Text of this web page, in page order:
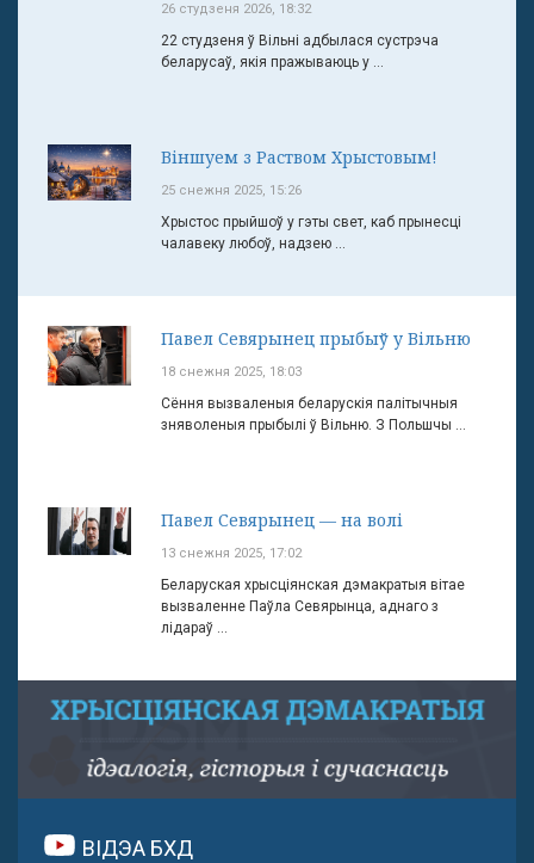
26 студзеня 2026, 18:32
22 студзеня ў Вільні адбылася сустрэча
беларусаў, якія пражываюць у ...
Віншуем з Раством Хрыстовым!
25 снежня 2025, 15:26
Хрыстос прыйшоў у гэты свет, каб прынесці
чалавеку любоў, надзею ...
Павел Севярынец прыбыў у Вільню
18 снежня 2025, 18:03
Сёння вызваленыя беларускія палітычныя
зняволеныя прыбылі ў Вільню. З Польшчы ...
Павел Севярынец — на волі
13 снежня 2025, 17:02
Беларуская хрысціянская дэмакратыя вітае
вызваленне Паўла Севярынца, аднаго з
лідараў ...
ВІДЭА БХД